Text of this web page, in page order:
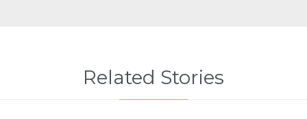
Related Stories